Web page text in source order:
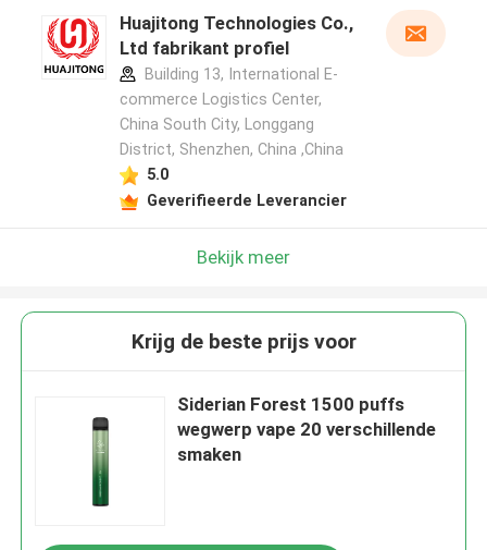
Huajitong Technologies Co.,
Ltd fabrikant profiel
Building 13, International E-
commerce Logistics Center,
China South City, Longgang
District, Shenzhen, China ,China
5.0
Geverifieerde Leverancier
Bekijk meer
Krijg de beste prijs voor
Siderian Forest 1500 puffs
wegwerp vape 20 verschillende
smaken